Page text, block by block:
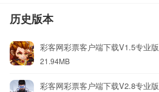
历史版本
彩客网彩票客户端下载V1.5专业版
21.94MB
彩客网彩票客户端下载V2.8专业版